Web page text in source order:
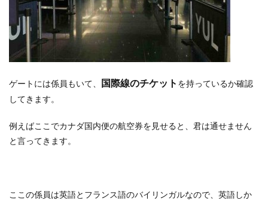
ゲートには係員もいて、 国際線のチケット を持っているか確認
してきます。
例えばここでカナダ国内便の航空券を見せると、君は通せません
と言ってきます。
ここの係員は英語とフランス語のバイリンガルなので、英語しか